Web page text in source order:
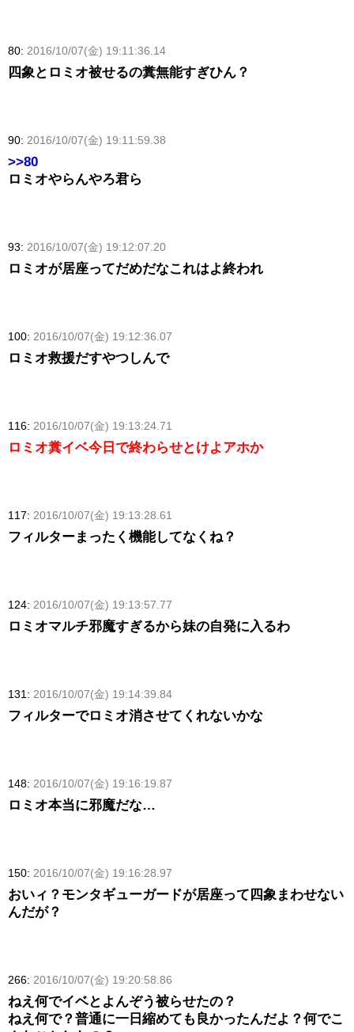
80: 2016/10/07(金) 19:11:36.14
四象とロミオ被せるの糞無能すぎひん？
90: 2016/10/07(金) 19:11:59.38
>>80
ロミオやらんやろ君ら
93: 2016/10/07(金) 19:12:07.20
ロミオが居座ってだめだなこれはよ終われ
100: 2016/10/07(金) 19:12:36.07
ロミオ救援だすやつしんで
116: 2016/10/07(金) 19:13:24.71
ロミオ糞イベ今日で終わらせとけよアホか
117: 2016/10/07(金) 19:13:28.61
フィルターまったく機能してなくね？
124: 2016/10/07(金) 19:13:57.77
ロミオマルチ邪魔すぎるから妹の自発に入るわ
131: 2016/10/07(金) 19:14:39.84
フィルターでロミオ消させてくれないかな
148: 2016/10/07(金) 19:16:19.87
ロミオ本当に邪魔だな…
150: 2016/10/07(金) 19:16:28.97
おいィ？モンタギューガードが居座って四象まわせない
んだが？
266: 2016/10/07(金) 19:20:58.86
ねえ何でイベとよんぞう被らせたの？
ねえ何で？普通に一日縮めても良かったんだよ？何でこ